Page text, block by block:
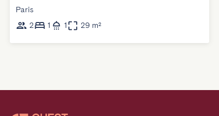
Paris
2
1 1 29 m²